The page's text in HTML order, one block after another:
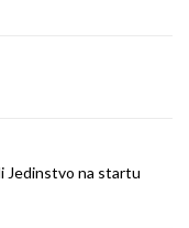
Jedinstvo na startu